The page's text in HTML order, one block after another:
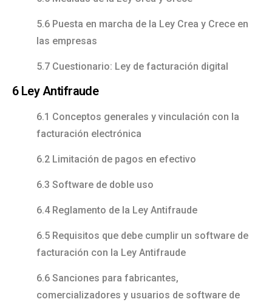
5.6 Puesta en marcha de la Ley Crea y Crece en
las empresas
5.7 Cuestionario: Ley de facturación digital
6 Ley Antifraude
6.1 Conceptos generales y vinculación con la
facturación electrónica
6.2 Limitación de pagos en efectivo
6.3 Software de doble uso
6.4 Reglamento de la Ley Antifraude
6.5 Requisitos que debe cumplir un software de
facturación con la Ley Antifraude
6.6 Sanciones para fabricantes,
comercializadores y usuarios de software de